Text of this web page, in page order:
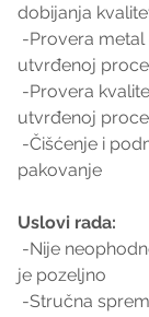
dobijanja
utvrđenoj
utvrđenoj
pakovanje
Uslovi rada:
je pozeljno
-Stručna